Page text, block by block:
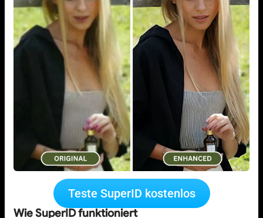
Teste SuperID kostenlos
Wie SuperID funktioniert